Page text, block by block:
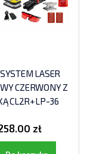
LASER
CZERWONY Z
CL2R+LP-36
zł